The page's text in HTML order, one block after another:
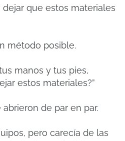
que estos materiales
método posible.
manos y tus pies,
estos materiales?”
de par en par.
pero carecía de las